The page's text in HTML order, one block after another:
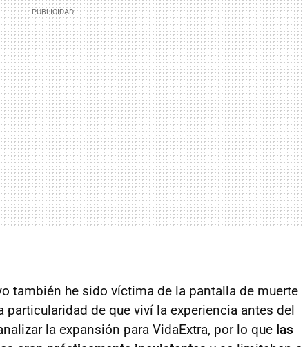
también he sido víctima de la pantalla de muerte
particularidad de que viví la experiencia antes del
la expansión para VidaExtra, por lo que las